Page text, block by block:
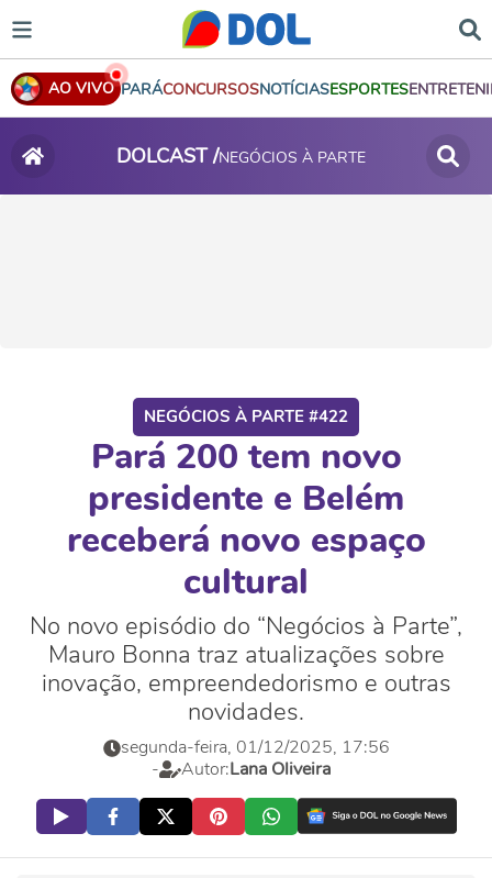
AO VIVO PARÁCONCURSOSNOTÍCIASESPORTES
DOLCAST /NEGÓCIOS À PARTE
NEGÓCIOS À PARTE #422
Pará 200 tem novo
presidente e Belém
receberá novo espaço
cultural
No novo episódio do “Negócios à Parte”,
Mauro Bonna traz atualizações sobre
inovação, empreendedorismo e outras
novidades.
segunda-feira, 01/12/2025, 17:56
-
Autor:Lana Oliveira